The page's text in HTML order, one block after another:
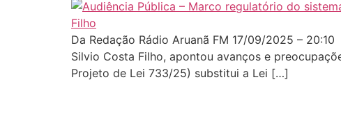
Da Redação Rádio Aruanã FM 17/09/2025 –
Silvio Costa Filho, apontou avanços e
Projeto de Lei 733/25) substitui a Lei […]